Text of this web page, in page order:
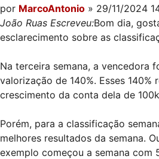
por MarcoAntonio » 29/11/2024
João Ruas Escreveu:Bom dia,
esclarecimento sobre as
Na terceira semana, a vencedora
valorização de 140%. Esses 140%
crescimento da conta dela de
Porém, para a classificação
melhores resultados da semana.
exemplo começou a semana com